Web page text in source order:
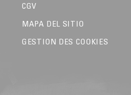
CGV
MAPA DEL SITIO
GESTION DES COOKIES